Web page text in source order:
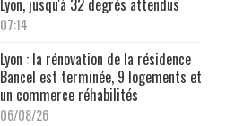
Lyon, jusqu'à 32 degrés attendus
07:14
Lyon : la rénovation de la résidence
Bancel est terminée, 9 logements et
un commerce réhabilités
06/08/26